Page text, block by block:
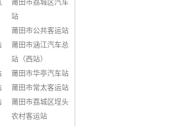
莆田市荔城区汽车
站
莆田市公共客运站
莆田市涵江汽车总
站（西站）
莆田市华亭汽车站
莆田市常太客运站
莆田市荔城区埕头
农村客运站